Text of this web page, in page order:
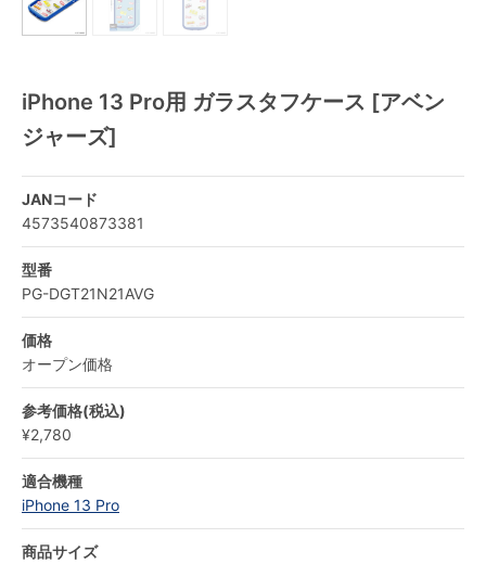
iPhone 13 Pro用 ガラスタフケース [アベン
ジャーズ]
JANコード
4573540873381
型番
PG-DGT21N21AVG
価格
オープン価格
参考価格(税込)
¥2,780
適合機種
iPhone 13 Pro
商品サイズ